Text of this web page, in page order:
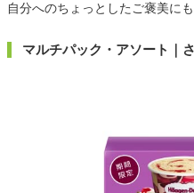
自分へのちょっとしたご褒美にも
マルチパック・アソート｜